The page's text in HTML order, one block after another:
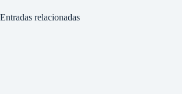
Entradas relacionadas